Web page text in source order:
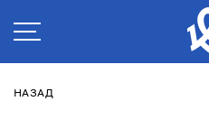
НАЗАД